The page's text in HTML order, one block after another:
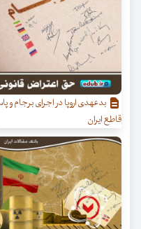
بدعهدی‌ اروپا در اجرای برجام و
قاطع ایران